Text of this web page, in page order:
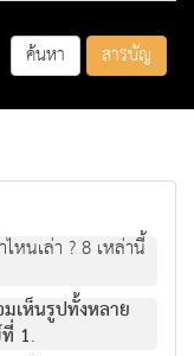
ค้นหา สารบัญ
หนเล่า ? 8 เหล่านี้
เห็นรูปทั้งหลาย
1.